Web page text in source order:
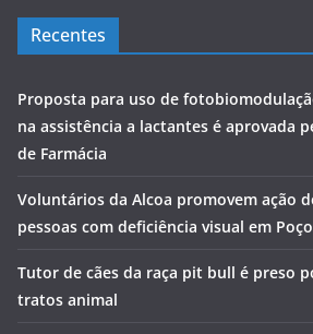
Recentes
Proposta para uso de
na assistência a lactantes é aprovada
de Farmácia
Voluntários da Alcoa promovem ação
pessoas com deficiência visual em
Tutor de cães da raça pit bull é preso
tratos animal